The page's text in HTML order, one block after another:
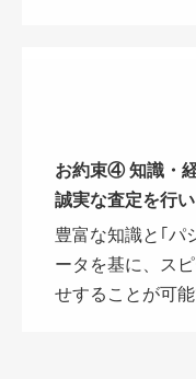
お約束④ 知識・
誠実な査定を行い
豊富な知識と｢パ
ータを基に、ス
せすることが可能